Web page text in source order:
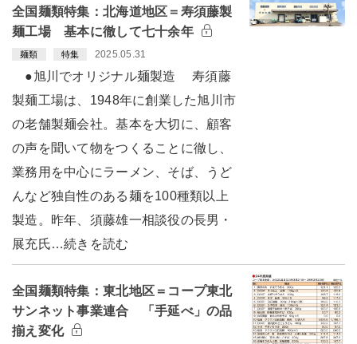
全国麺類特集：北海道地区＝寿須藤製
麺工場 基本に徹して七十余年
麺類 特集 2025.05.31
●旭川でオリジナル麺製造 寿須藤
製麺工場は、1948年に創業した旭川市
の老舗製麺会社。基本を大切に、顧客
の声を聞いて物をつくることに徹し、
業務用を中心にラーメン、そば、うど
んなど独自性のある麺を100種類以上
製造。昨年、須藤雄一相談役の長男・
展充氏…続きを読む
全国麺類特集：東北地区＝コープ東北
サンネット事業連合 「手延べ」の品
揃え変化